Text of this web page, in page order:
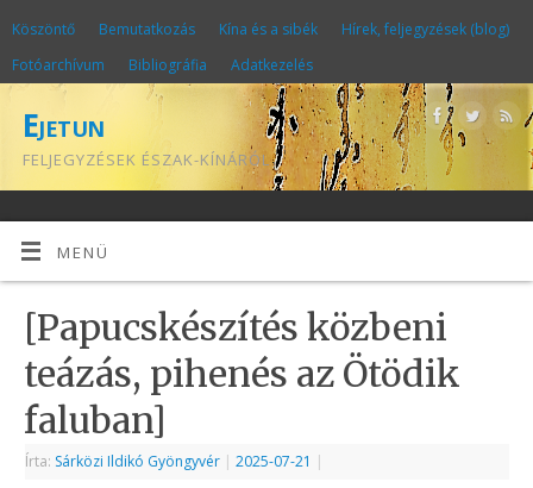
Köszöntő Bemutatkozás Kína és a sibék
Hírek, feljegyzések (blog)
Fotóarchívum
Bibliográfia Adatkezelés
Ejetun
FELJEGYZÉSEK ÉSZAK-KÍNÁRÓL
MENÜ
[Papucskészítés közbeni
teázás, pihenés az Ötödik
faluban]
Írta: Sárközi Ildikó Gyöngyvér | 2025-07-21 |